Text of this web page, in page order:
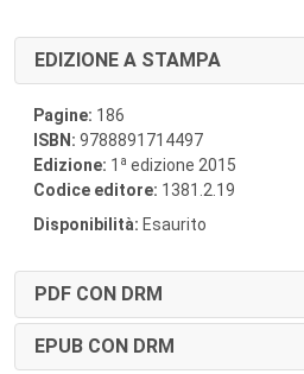
EDIZIONE A STAMPA
Pagine: 186
ISBN: 9788891714497
Edizione: 1 a edizione 2015
Codice editore: 1381.2.19
Disponibilità: Esaurito
PDF CON DRM
EPUB CON DRM